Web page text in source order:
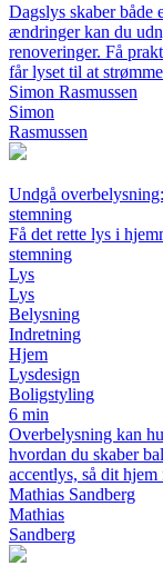
Dagslys skaber både
ændringer kan du
renoveringer. Få
får lyset til at
Simon Rasmussen
Simon
Rasmussen
Undgå
stemning
Få det rette lys i
stemning
Lys
Lys
Belysning
Indretning
Hjem
Lysdesign
Boligstyling
6 min
Overbelysning kan
hvordan du skaber
accentlys, så dit
Mathias Sandberg
Mathias
Sandberg